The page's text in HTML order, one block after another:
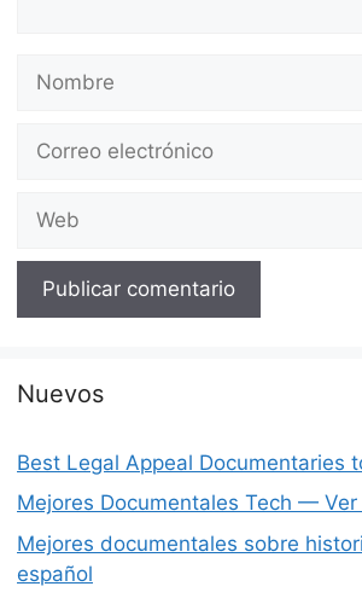
electrónico
Nuevos
Best Legal Appeal Documentaries
Mejores Documentales Tech — Ver
Mejores documentales sobre
español